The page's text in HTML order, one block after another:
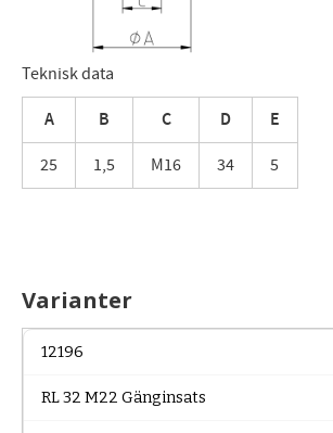
Teknisk data
A B C D E
25 1,5 M16 34 5
Varianter
12196
RL 32 M22 Gänginsats